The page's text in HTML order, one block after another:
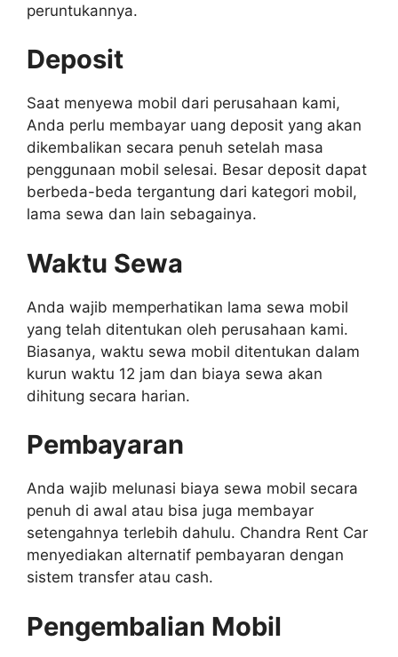
peruntukannya.
Deposit
Saat menyewa mobil dari perusahaan kami,
Anda perlu membayar uang deposit yang akan
dikembalikan secara penuh setelah masa
penggunaan mobil selesai. Besar deposit dapat
berbeda-beda tergantung dari kategori mobil,
lama sewa dan lain sebagainya.
Waktu Sewa
Anda wajib memperhatikan lama sewa mobil
yang telah ditentukan oleh perusahaan kami.
Biasanya, waktu sewa mobil ditentukan dalam
kurun waktu 12 jam dan biaya sewa akan
dihitung secara harian.
Pembayaran
Anda wajib melunasi biaya sewa mobil secara
penuh di awal atau bisa juga membayar
setengahnya terlebih dahulu. Chandra Rent Car
menyediakan alternatif pembayaran dengan
sistem transfer atau cash.
Pengembalian Mobil